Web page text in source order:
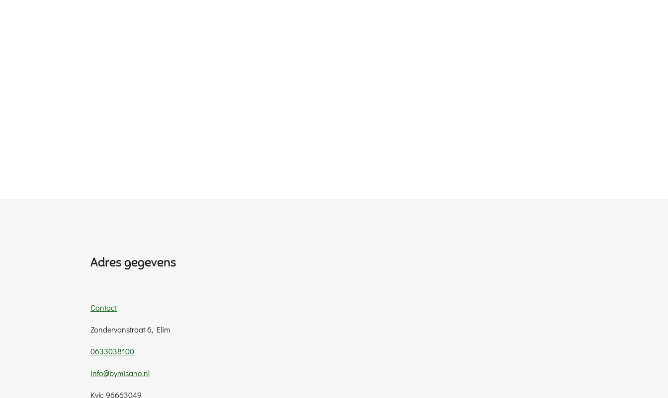
Adres gegevens
Contact
Zondervanstraat 6, Elim
0633038100
info@bymisano.nl
Kvk: 96663049